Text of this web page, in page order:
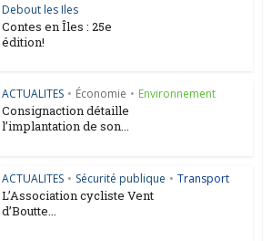
Debout les Iles
Contes en Îles : 25e
édition!
ACTUALITES • Économie • Environnement
Consignaction détaille
l’implantation de son...
ACTUALITES • Sécurité publique • Transport
L’Association cycliste Vent
d’Boutte...